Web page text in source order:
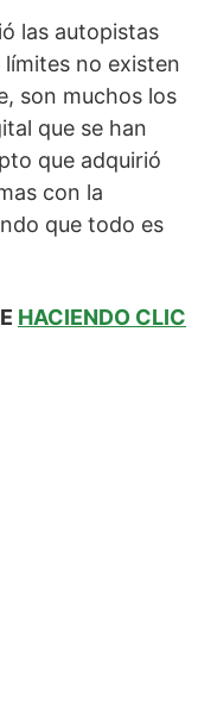
las autopistas
no existen
son muchos los
que se han
que adquirió
con la
que todo es
HACIENDO CLIC